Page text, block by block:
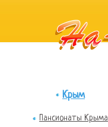
Крым
Пансионаты Крыма